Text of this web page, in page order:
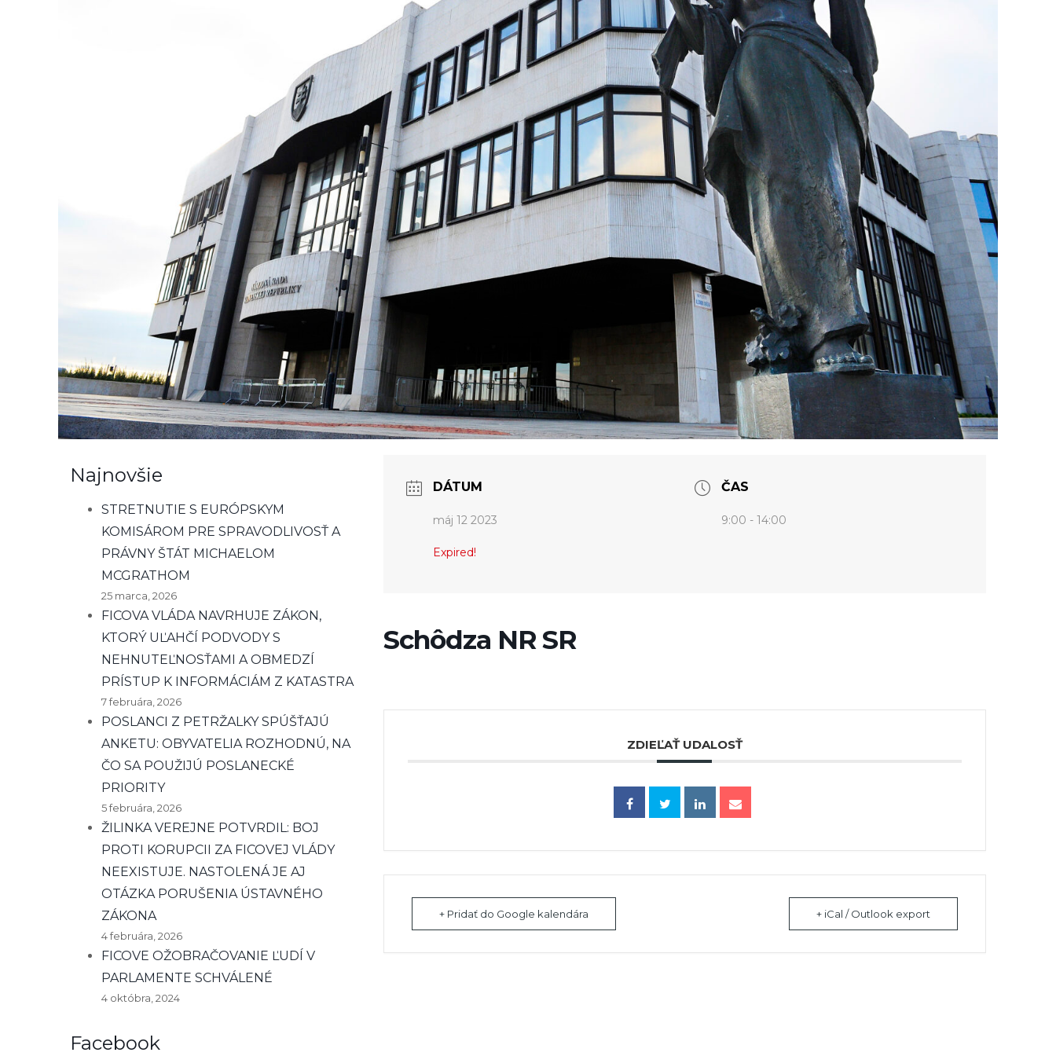
Najnovšie
STRETNUTIE S EURÓPSKYM
KOMISÁROM PRE SPRAVODLIVOSŤ A
PRÁVNY ŠTÁT MICHAELOM
MCGRATHOM
25 marca, 2026
FICOVA VLÁDA NAVRHUJE ZÁKON,
KTORÝ UĽAHČÍ PODVODY S
NEHNUTEĽNOSŤAMI A OBMEDZÍ
PRÍSTUP K INFORMÁCIÁM Z KATASTRA
7 februára, 2026
POSLANCI Z PETRŽALKY SPÚŠŤAJÚ
ANKETU: OBYVATELIA ROZHODNÚ, NA
ČO SA POUŽIJÚ POSLANECKÉ
PRIORITY
5 februára, 2026
ŽILINKA VEREJNE POTVRDIL: BOJ
PROTI KORUPCII ZA FICOVEJ VLÁDY
NEEXISTUJE. NASTOLENÁ JE AJ
OTÁZKA PORUŠENIA ÚSTAVNÉHO
ZÁKONA
4 februára, 2026
FICOVE OŽOBRAČOVANIE ĽUDÍ V
PARLAMENTE SCHVÁLENÉ
4 októbra, 2024
Facebook
DÁTUM
máj 12 2023
Expired!
ČAS
9:00 - 14:00
Schôdza NR SR
ZDIEĽAŤ UDALOSŤ
+ Pridať do Google kalendára + iCal / Outlook export